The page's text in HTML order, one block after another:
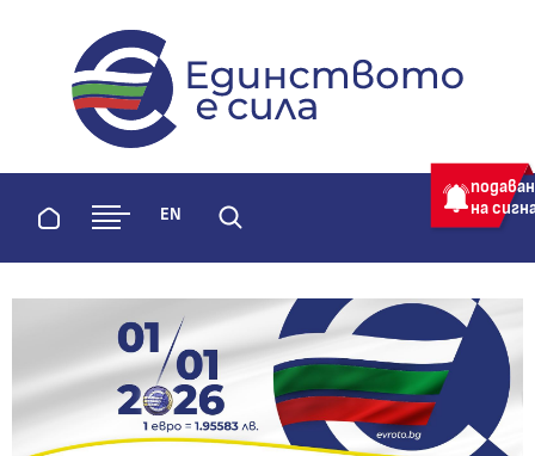
evroto.bgОфициална страница за приемане
Начало EN
на